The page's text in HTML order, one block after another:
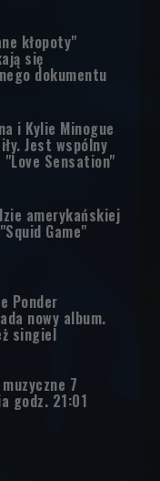
kłopoty"
się
dokumentu
i Kylie Minogue
Jest wspólny
Sensation"
amerykańskiej
Game"
Ponder
nowy album.
singiel
7
godz. 21:01